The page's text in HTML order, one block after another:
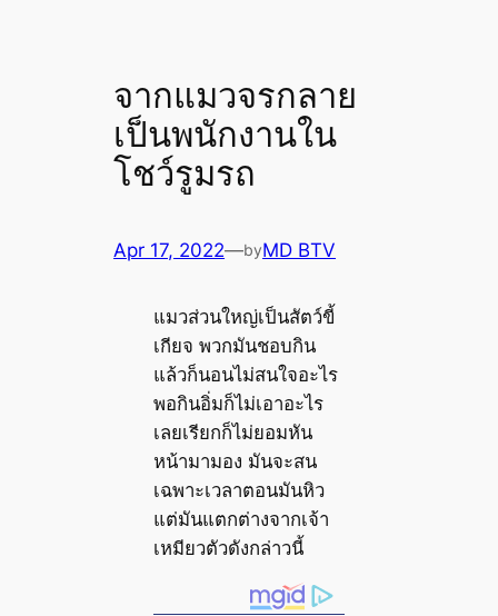
จากแมวจรกลาย
เป็นพนักงานใน
โชว์รูมรถ
Apr 17, 2022—byMD BTV
แมวส่วนใหญ่เป็นสัตว์ขี้
เกียจ พวกมันชอบกิน
แล้วก็นอนไม่สนใจอะไร
พอกินอิ่มก็ไม่เอาอะไร
เลยเรียกก็ไม่ยอมหัน
หน้ามามอง มันจะสน
เฉพาะเวลาตอนมันหิว
แต่มันแตกต่างจากเจ้า
เหมียวตัวดังกล่าวนี้